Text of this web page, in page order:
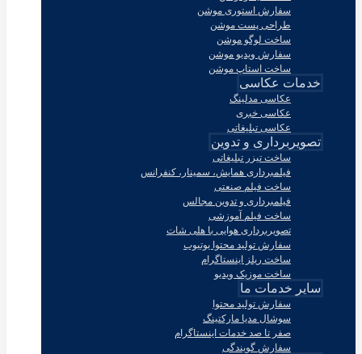
سفارش استوری موشن
طراحی پست موشن
ساخت لوگو موشن
سفارش ویدیو موشن
ساخت استاپ موشن
خدمات عکاسی
عکاسی مدلینگ
عکاسی خبری
عکاسی تبلیغاتی
تصویربرداری و تدوین
ساخت تیزر تبلیغاتی
فیلمبرداری همایش، سمینار، کنفرانس
ساخت فیلم صنعتی
فیلمبرداری و تدوین مجالس
ساخت فیلم آموزشی
تصویربرداری هوایی با هلی شات
سفارش تولید محتوا یوتیوب
ساخت ریلز اینستاگرام
ساخت موزیک ویدیو
سایر خدمات ما
سفارش تولید محتوا
سوشال مدیا مارکتینگ
صفر تا صد خدمات اینستاگرام
سفارش گویندگی